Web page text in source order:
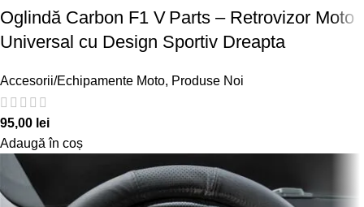
Oglindă Carbon F1 V Parts – Retrovizor Moto
Universal cu Design Sportiv Dreapta
Accesorii/Echipamente Moto, Produse Noi
95,00 lei
Adaugă în coș